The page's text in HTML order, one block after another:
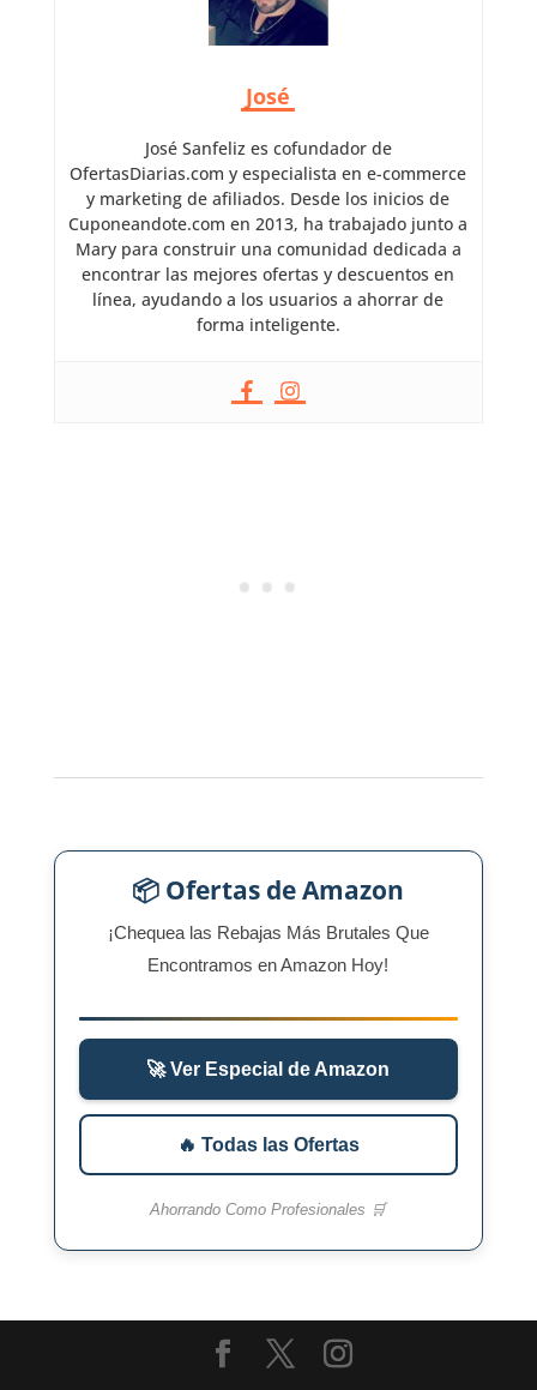
José
José Sanfeliz es cofundador de
OfertasDiarias.com y especialista en e-commerce
y marketing de afiliados. Desde los inicios de
Cuponeandote.com en 2013, ha trabajado junto a
Mary para construir una comunidad dedicada a
encontrar las mejores ofertas y descuentos en
línea, ayudando a los usuarios a ahorrar de
forma inteligente.
📦 Ofertas de Amazon
¡Chequea las Rebajas Más Brutales Que
Encontramos en Amazon Hoy!
🚀 Ver Especial de Amazon
🔥 Todas las Ofertas
Ahorrando Como Profesionales 🛒